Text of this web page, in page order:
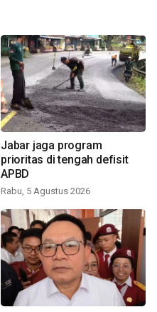
Jabar jaga program
prioritas di tengah defisit
APBD
Rabu, 5 Agustus 2026